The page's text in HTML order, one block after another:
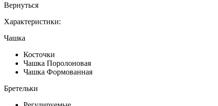
Вернуться
Характеристики:
Чашка
Косточки
Чашка Поролоновая
Чашка Формованная
Бретельки